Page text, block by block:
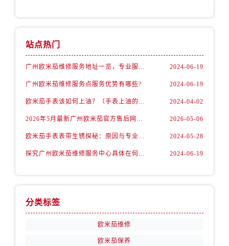
站点热门
广州欧米茄维修服务地址一览，专业服务任您选 2024-06-19
广州欧米茄维修服务点服务优势有哪些? 2024-06-19
欧米茄手表该如何上油？（手表上油的方法） 2024-04-02
2026年5月最新广州欧米茄官方售后网点核验报告（含迁址/新开）实地考察・多方验证 2026-05-06
欧米茄手表表带生锈探秘：原因与专业处理 2024-05-28
探究广州欧米茄维修服务中心具体在何处？ 2024-06-19
分类标签
欧米茄维修
欧米茄保养